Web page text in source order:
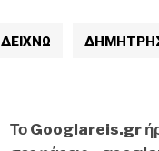
ΔΕΙΧΝΩ
Το Googlareis.gr